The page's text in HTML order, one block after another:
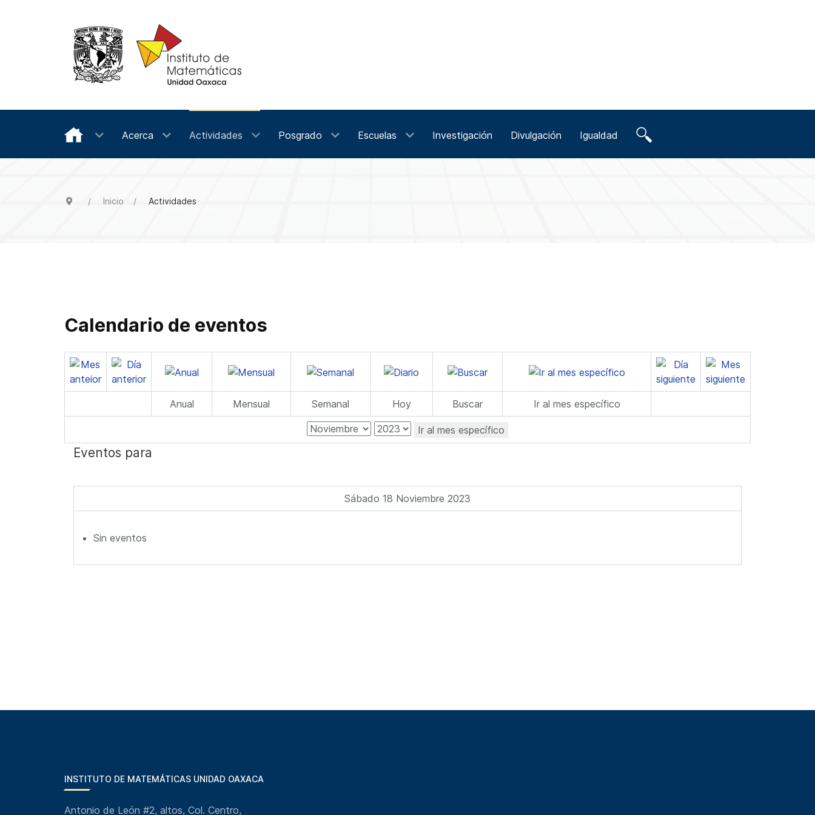
Acerca Actividades Posgrado Escuelas Investigación Divulgación Igualdad
Inicio Actividades
Calendario de eventos
Anual Mensual Semanal Hoy Buscar Ir al mes específico
Ir al mes específico
Eventos para
Sábado 18 Noviembre 2023
Sin eventos
INSTITUTO DE MATEMÁTICAS UNIDAD OAXACA
Antonio de León #2, altos, Col. Centro,